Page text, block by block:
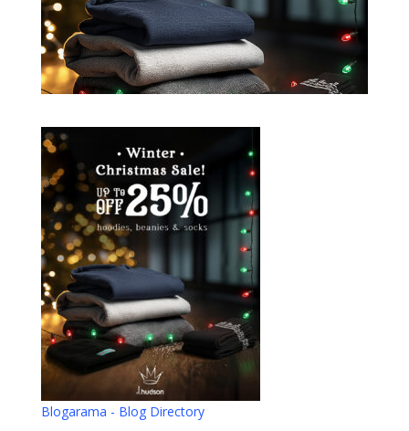
Blogarama - Blog Directory